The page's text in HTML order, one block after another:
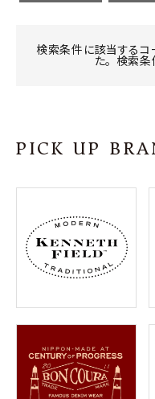
INFORMATION
ご利用ガイド
プライバシーポリシー
特定商取引法について
お問い合わせ
OFFICIAL WEB SITE
ACCOUNT MENU
ようこそ ゲスト 様
検索条件に該当するコ
た。 検索条
PICK UP